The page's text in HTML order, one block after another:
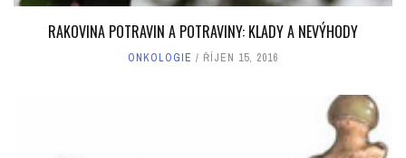
RAKOVINA POTRAVIN A POTRAVINY: KLADY A NEVÝHODY
ONKOLOGIE ŘÍJEN 15, 2016